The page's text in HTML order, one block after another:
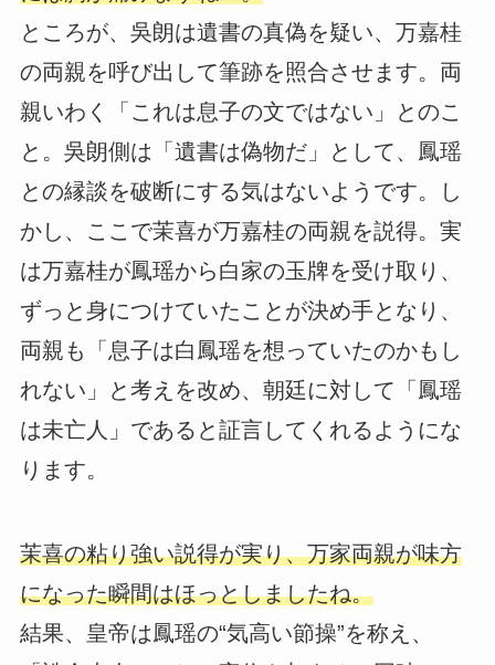
ところが、吳朗は遺書の真偽を疑い、万嘉桂
の両親を呼び出して筆跡を照合させます。両
親いわく「これは息子の文ではない」とのこ
と。吳朗側は「遺書は偽物だ」として、鳳瑶
との縁談を破断にする気はないようです。し
かし、ここで茉喜が万嘉桂の両親を説得。実
は万嘉桂が鳳瑶から白家の玉牌を受け取り、
ずっと身につけていたことが決め手となり、
両親も「息子は白鳳瑶を想っていたのかもし
れない」と考えを改め、朝廷に対して「鳳瑶
は未亡人」であると証言してくれるようにな
ります。
茉喜の粘り強い説得が実り、万家両親が味方
になった瞬間はほっとしましたね。
結果、皇帝は鳳瑶の“気高い節操”を称え、